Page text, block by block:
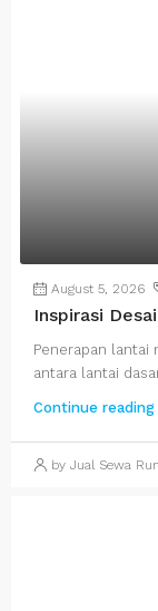
August 5, 2026
Inspirasi
Penerapan lantai
antara lantai
Continue reading
by Jual Sewa